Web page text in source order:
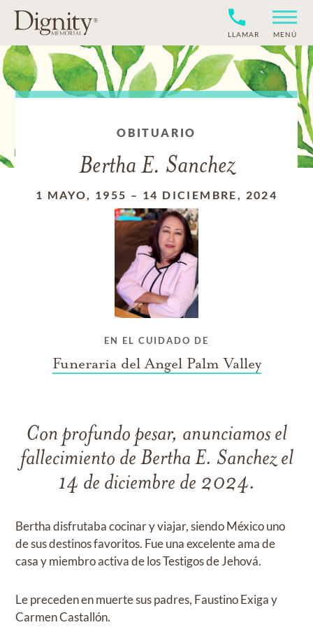
LLAMAR MENÚ
OBITUARIO
Bertha E. Sanchez
1 MAYO, 1955 – 14 DICIEMBRE, 2024
EN EL CUIDADO DE
Funeraria del Angel Palm Valley
Con profundo pesar, anunciamos el
fallecimiento de Bertha E. Sanchez el
14 de diciembre de 2024.
Bertha disfrutaba cocinar y viajar, siendo México uno
de sus destinos favoritos. Fue una excelente ama de
casa y miembro activa de los Testigos de Jehová.
Le preceden en muerte sus padres, Faustino Exiga y
Carmen Castallón.